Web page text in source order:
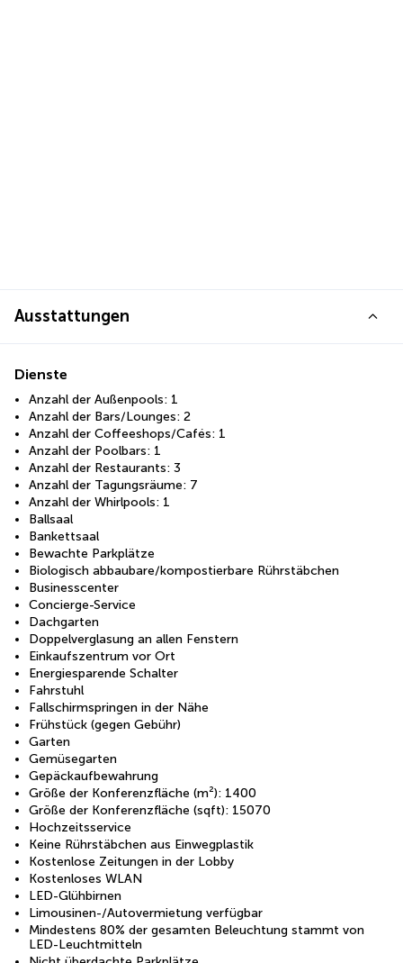
Ausstattungen
Dienste
Anzahl der Außenpools: 1
Anzahl der Bars/Lounges: 2
Anzahl der Coffeeshops/Cafés: 1
Anzahl der Poolbars: 1
Anzahl der Restaurants: 3
Anzahl der Tagungsräume: 7
Anzahl der Whirlpools: 1
Ballsaal
Bankettsaal
Bewachte Parkplätze
Biologisch abbaubare/kompostierbare Rührstäbchen
Businesscenter
Concierge-Service
Dachgarten
Doppelverglasung an allen Fenstern
Einkaufszentrum vor Ort
Energiesparende Schalter
Fahrstuhl
Fallschirmspringen in der Nähe
Frühstück (gegen Gebühr)
Garten
Gemüsegarten
Gepäckaufbewahrung
Größe der Konferenzfläche (m²): 1400
Größe der Konferenzfläche (sqft): 15070
Hochzeitsservice
Keine Rührstäbchen aus Einwegplastik
Kostenlose Zeitungen in der Lobby
Kostenloses WLAN
LED-Glühbirnen
Limousinen-/Autovermietung verfügbar
Mindestens 80% der gesamten Beleuchtung stammt von
LED-Leuchtmitteln